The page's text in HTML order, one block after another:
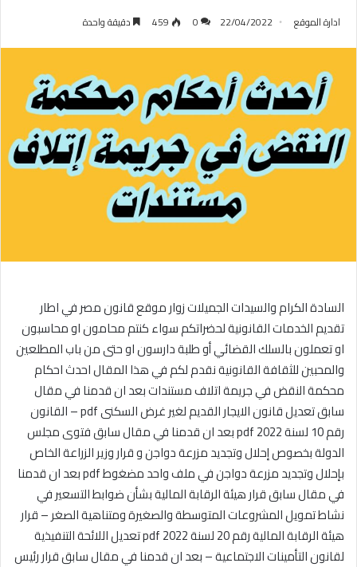
ادارة الموقع 22/04/2022
0
459 دقيقة واحدة
السادة الكرام والسيدات الجميلات زوار موقع قانون مصر في اطار
تقديم الخدمات القانونية لحضراتكم سواء كنتم محامون او محاسبون
او تعملون بالسلك القضائي أو طلبة دارسون او حتى من باب المطلعين
والمحبين للثقافة القانونية نقدم لكم في هذا المقال احدث احكام
محكمة النقض في جريمة اتلاف مستندات بعد ان قدمنا في مقال
سابق تعديل قانون الايجار القديم لغير غرض السكنى pdf – القانون
رقم 10 لسنة 2022 pdf بعد ان قدمنا في مقال سابق فتوى مجلس
الدولة بخصوص إحلال وتجديد مزرعة دواجن و قرار وزير الزراعة الخاص
بإحلال وتجديد مزرعة دواجن في ملف واحد مضغوط pdf بعد ان قدمنا
في مقال سابق قرار هيئة الرقابة المالية بشأن ضوابط التسعير في
نشاط تمويل المشروعات المتوسطة والصغيرة ومتناهية الصغر – قرار
هيئة الرقابة المالية رقم 20 لسنة 2022 pdf تعديل اللائحة التنفيذية
لقانون التأمينات الاجتماعية – بعد ان قدمنا في مقال سابق قرار رئيس